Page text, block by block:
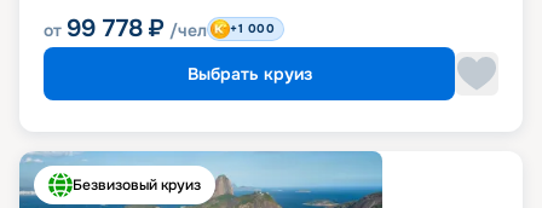
от 99 778 ₽ /чел +1 000
Выбрать круиз
Безвизовый круиз